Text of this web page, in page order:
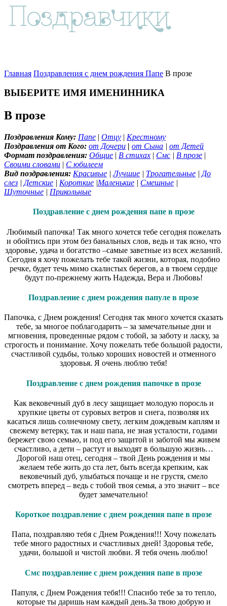
Главная Поздравления с днем рождения Папе В прозе
ВЫБЕРИТЕ ИМЯ ИМЕНИННИКА
В прозе
Поздравления Кому: Папе | Отцу | Крестному
Поздравления от Кого: от Дочери | от Сына | от Детей
Формат поздравления: Общие | В стихах | Смс | В прозе |
Своими словами | С юбилеем
Вид поздравления: Красивые |Лучшие | Трогательные | До
слез | Детские | Короткие |Маленькие | Смешные |
Шуточные | Прикольные
Поздравление с днем рождения папе в прозе
Любимый папочка! Так много хочется тебе сегодня пожелать
и обойтись при этом без банальных слов, ведь и так ясно, что
здоровье, удача и богатство –самые заветные из всех желаний.
Сегодня я хочу пожелать тебе такой жизни, которая, подобно
речке, будет течь мимо скалистых берегов, а в твоем сердце
будут по-прежнему жить Надежда, Вера и Любовь!
Поздравление с днем рождения папуле в прозе
Папочка, с Днем рождения! Сегодня так много хочется сказать
тебе, за многое поблагодарить – за замечательные дни и
мгновения, проведенные рядом с тобой, за заботу и ласку, за
строгость и понимание. Хочу пожелать тебе большой радости,
счастливой судьбы, только хороших новостей и отменного
здоровья. Я очень люблю тебя!
Поздравление с днем рождения папочке в прозе
Как вековечный дуб в лесу защищает молодую поросль и
хрупкие цветы от суровых ветров и снега, позволяя их
касаться лишь солнечному свету, легким дождевым каплям и
свежему ветерку, так и наш папа, не зная усталости, годами
бережет свою семью, и под его защитой и заботой мы живем
счастливо, а дети – растут и выходят в большую жизнь…
Дорогой наш отец, сегодня – твой День рождения и мы
желаем тебе жить до ста лет, быть всегда крепким, как
вековечный дуб, улыбаться почаще и не грустя, смело
смотреть вперед – ведь с тобой твоя семья, а это значит – все
будет замечательно!
Короткое поздравление с днем рождения папе в прозе
Папа, поздравляю тебя с Днем Рождения!!! Хочу пожелать
тебе много радостных и счастливых дней! Здоровья тебе,
удачи, большой и чистой любви. Я тебя очень люблю!
Смс поздравление с днем рождения папе в прозе
Папуля, с Днем Рождения тебя!!! Спасибо тебе за то тепло,
которые ты даришь нам каждый день.За твою добрую и